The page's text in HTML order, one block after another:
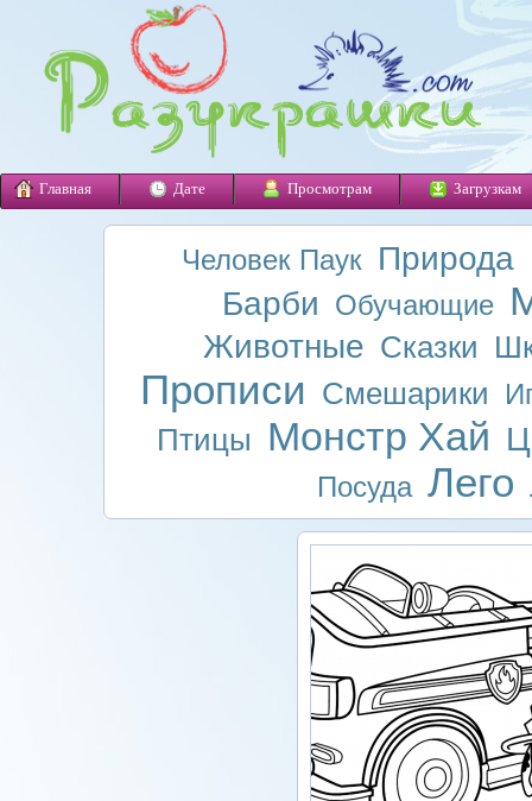
Главная Дате Просмотрам Загрузкам
Человек Паук Природа
Барби Обучающие
Животные Сказки
Прописи Смешарики
Птицы Монстр Хай
Посуда Лего